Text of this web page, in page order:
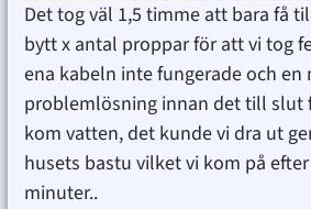
Det tog väl 1,5 timme att bara få
bytt x antal proppar för att vi tog
ena kabeln inte fungerade och en
problemlösning innan det till slut
kom vatten, det kunde vi dra ut
husets bastu vilket vi kom på
minuter..